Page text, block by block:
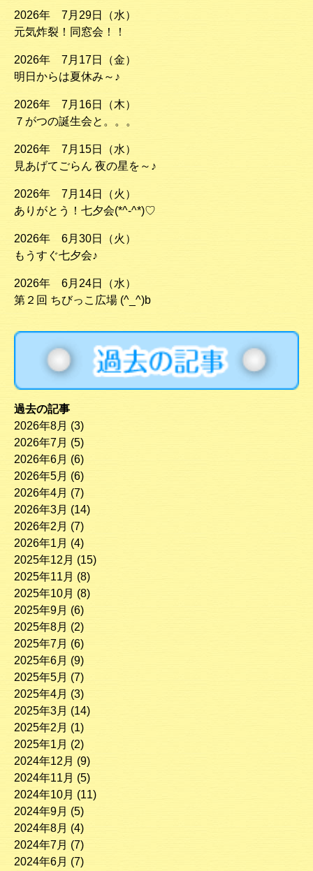
2026年 7月29日（水）
元気炸裂！同窓会！！
2026年 7月17日（金）
明日からは夏休み～♪
2026年 7月16日（木）
７がつの誕生会と。。。
2026年 7月15日（水）
見あげてごらん 夜の星を～♪
2026年 7月14日（火）
ありがとう！七夕会(*^-^*)♡
2026年 6月30日（火）
もうすぐ七夕会♪
2026年 6月24日（水）
第２回 ちびっこ広場 (^_^)b
過去の記事
2026年8月 (3)
2026年7月 (5)
2026年6月 (6)
2026年5月 (6)
2026年4月 (7)
2026年3月 (14)
2026年2月 (7)
2026年1月 (4)
2025年12月 (15)
2025年11月 (8)
2025年10月 (8)
2025年9月 (6)
2025年8月 (2)
2025年7月 (6)
2025年6月 (9)
2025年5月 (7)
2025年4月 (3)
2025年3月 (14)
2025年2月 (1)
2025年1月 (2)
2024年12月 (9)
2024年11月 (5)
2024年10月 (11)
2024年9月 (5)
2024年8月 (4)
2024年7月 (7)
2024年6月 (7)